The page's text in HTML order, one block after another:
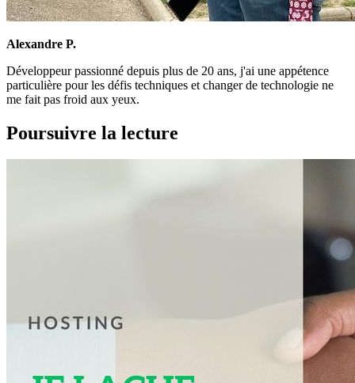
Alexandre P.
Développeur passionné depuis plus de 20 ans, j'ai une appétence
particulière pour les défis techniques et changer de technologie ne
me fait pas froid aux yeux.
Poursuivre la lecture